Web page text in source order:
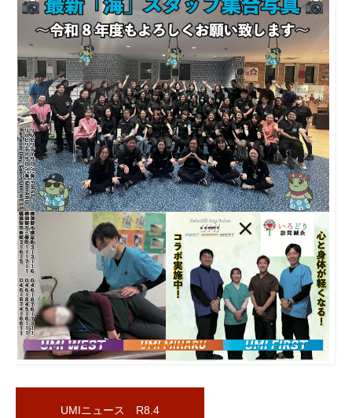
UMIニュース R8.4